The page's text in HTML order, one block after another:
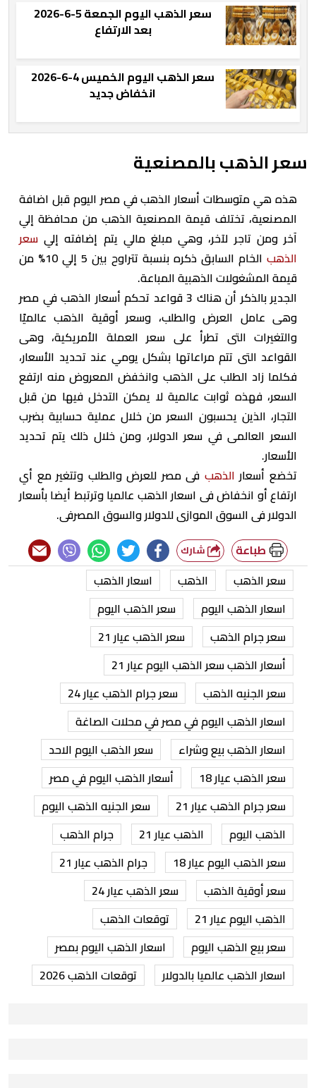
سعر الذهب اليوم الجمعة 5-6-2026
بعد الارتفاع
سعر الذهب اليوم الخميس 4-6-2026
انخفاض جديد
سعر الذهب بالمصنعية
هذه هي متوسطات أسعار الذهب في مصر اليوم قبل اضافة
المصنعية، تختلف قيمة المصنعية الذهب من محافظة إلي
آخر ومن تاجر لآخر، وهي مبلغ مالي يتم إضافته إلي سعر
الذهب
الخام السابق ذكره بنسبة تتراوح بين 5 إلي 10% من
قيمة المشغولات الذهبية المباعة.
الجدير بالذكر أن هناك 3 قواعد تحكم أسعار الذهب في مصر
وهى عامل العرض والطلب، وسعر أوقية الذهب عالميًا
والتغيرات التى تطرأ على سعر العملة الأمريكية، وهى
القواعد التى تتم مراعاتها بشكل يومي عند تحديد الأسعار،
فكلما زاد الطلب على الذهب وانخفض المعروض منه ارتفع
السعر، فهذه ثوابت عالمية لا يمكن التدخل فيها من قبل
التجار، الذين يحسبون السعر من خلال عملية حسابية بضرب
السعر العالمى في سعر الدولار، ومن خلال ذلك يتم تحديد
الأسعار.
تخضع أسعار الذهب فى مصر للعرض والطلب وتتغير مع أي
ارتفاع أو انخفاض فى اسعار الذهب عالميا وترتبط أيضا بأسعار
الدولار فى السوق الموازى للدولار والسوق المصرفى.
طباعة
سعر الذهب الذهب
اسعار الذهب
اسعار الذهب اليوم
سعر الذهب اليوم
سعر جرام الذهب
سعر الذهب عيار 21
أسعار الذهب سعر الذهب اليوم عيار 21
سعر الجنيه الذهب
سعر جرام الذهب عيار 24
اسعار الذهب اليوم في مصر في محلات الصاغة
اسعار الذهب بيع وشراء
سعر الذهب اليوم الاحد
سعر الذهب عيار 18
أسعار الذهب اليوم في مصر
سعر جرام الذهب عيار 21
سعر الجنيه الذهب اليوم
الذهب اليوم
الذهب عيار 21
جرام الذهب
سعر الذهب اليوم عيار 18
جرام الذهب عيار 21
سعر أوقية الذهب
سعر الذهب عيار 24
الذهب اليوم عيار 21
توقعات الذهب
سعر بيع الذهب اليوم
اسعار الذهب اليوم بمصر
اسعار الذهب عالميا بالدولار
توقعات الذهب 2026